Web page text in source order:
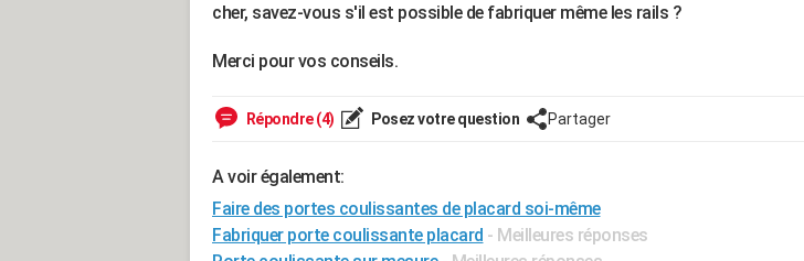
cher, savez-vous s'il est possible de fabriquer même les rails ?
Merci pour vos conseils.
Répondre (4) Posez votre question Partager
A voir également:
Faire des portes coulissantes de placard soi-même
Fabriquer porte coulissante placard - Meilleures réponses